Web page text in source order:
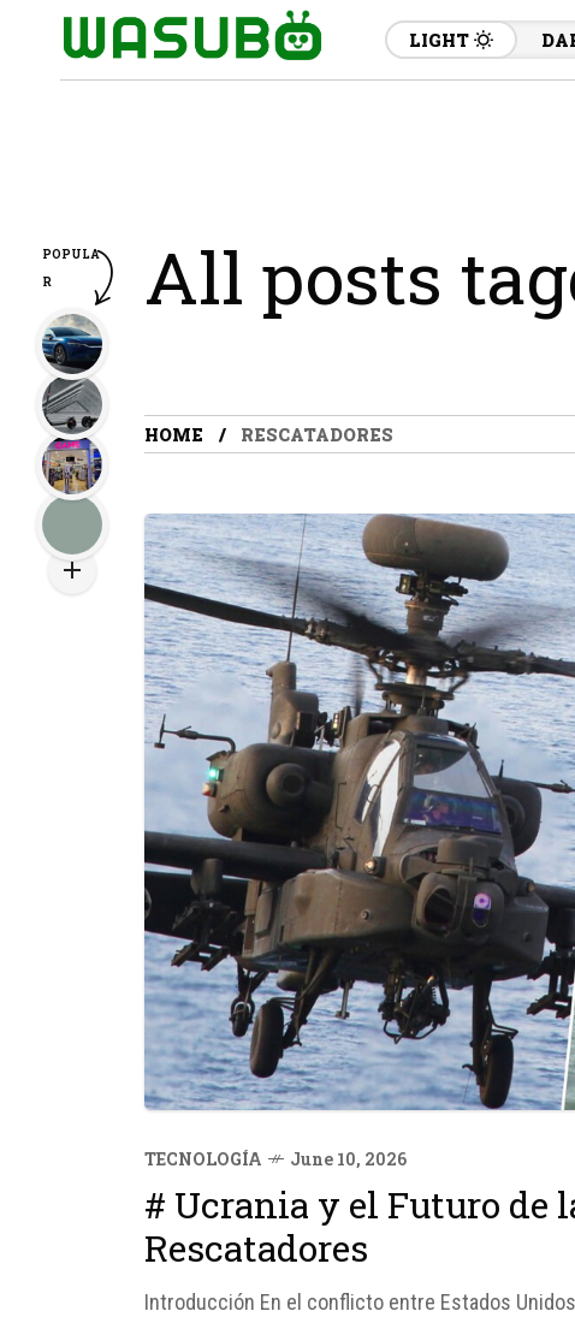
LIGHT
All posts
HOME RESCATADORES
TECNOLOGÍA June 10, 2026
# Ucrania y el Futuro de
Rescatadores
Introducción En el conflicto entre Estados
POPULA
R